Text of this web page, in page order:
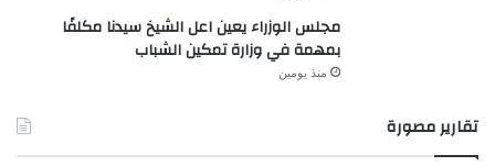
مجلس الوزراء يعين اعل الشيخ سيدنا مكلفًا
بمهمة في وزارة تمكين الشباب
منذ يومين
تقارير مصورة